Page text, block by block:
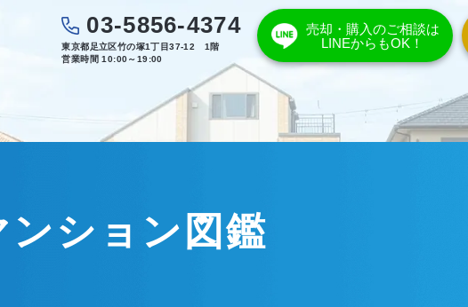
03-5856-4374
東京都足立区竹の塚1丁目37-12 1階
営業時間 10:00～19:00
売却・購入のご相談は
LINEからもOK！
ンション図鑑